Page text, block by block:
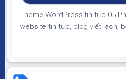
Theme WordPress tin tức 05
website tin tức, blog viết lách,
thiết bị, trình duyệt, mobile,
code trên nền tảng mã nguồn